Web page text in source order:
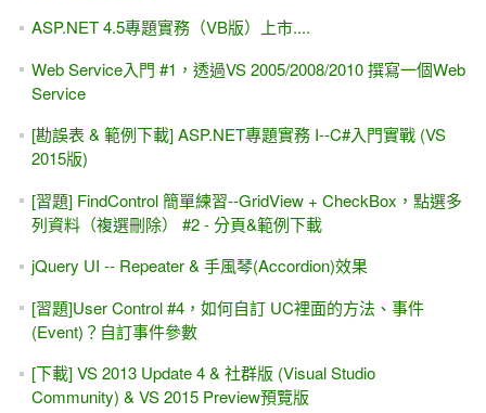
ASP.NET 4.5專題實務（VB版）上市....
Web Service入門 #1，透過VS 2005/2008/2010 撰寫一個Web
Service
[勘誤表 & 範例下載] ASP.NET專題實務 I--C#入門實戰 (VS
2015版)
[習題] FindControl 簡單練習--GridView + CheckBox，點選多
列資料（複選刪除） #2 - 分頁&範例下載
jQuery UI -- Repeater & 手風琴(Accordion)效果
[習題]User Control #4，如何自訂 UC裡面的方法、事件
(Event)？自訂事件參數
[下載] VS 2013 Update 4 & 社群版 (Visual Studio
Community) & VS 2015 Preview預覽版